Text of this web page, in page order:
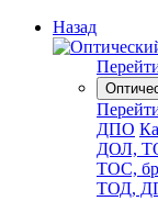
Назад
ДПО
ДОЛ,
ТОС,
ТОД,